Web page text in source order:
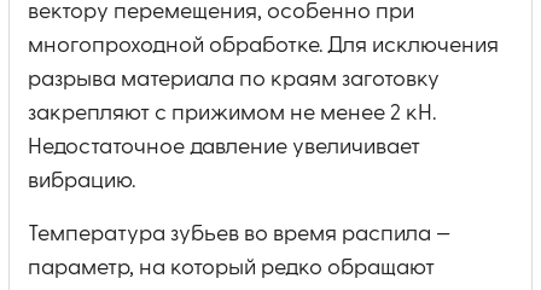
вектору перемещения, особенно при
многопроходной обработке. Для исключения
разрыва материала по краям заготовку
закрепляют с прижимом не менее 2 кН.
Недостаточное давление увеличивает
вибрацию.
Температура зубьев во время распила —
параметр, на который редко обращают